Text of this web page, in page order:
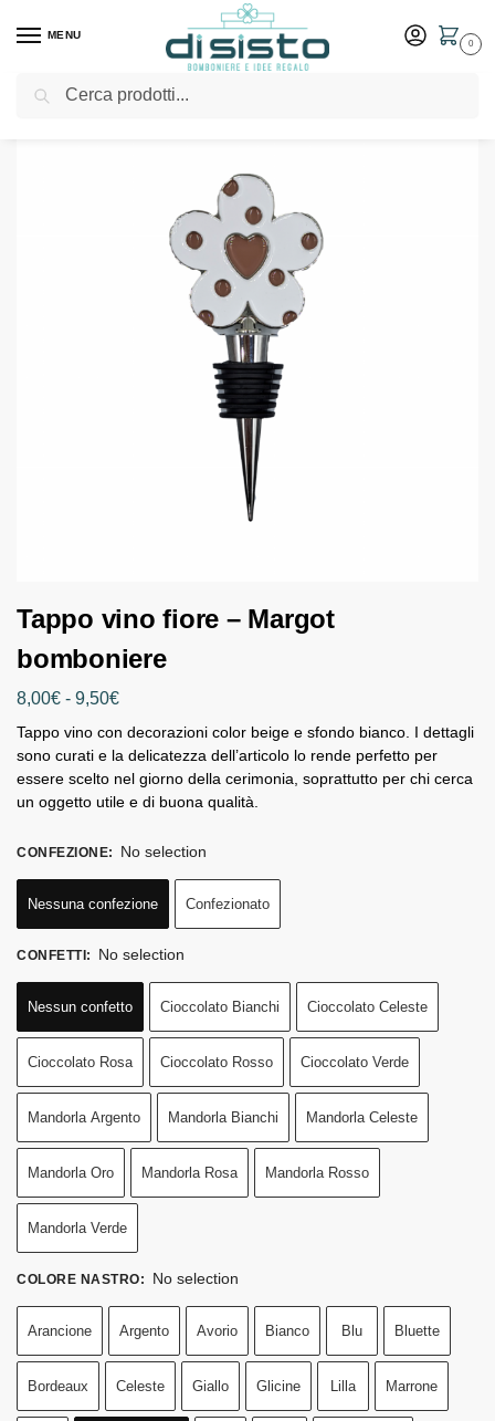
MENU
0
Home Shop Bomboniere
Tappo vino fiore – Margot
bomboniere
8,00€ - 9,50€
Tappo vino con decorazioni color beige e sfondo bianco. I dettagli
sono curati e la delicatezza dell’articolo lo rende perfetto per
essere scelto nel giorno della cerimonia, soprattutto per chi cerca
un oggetto utile e di buona qualità.
CONFEZIONE: No selection
Nessuna confezione Confezionato
CONFETTI: No selection
Nessun confetto Cioccolato Bianchi Cioccolato Celeste
Cioccolato Rosa Cioccolato Rosso Cioccolato Verde
Mandorla Argento Mandorla Bianchi Mandorla Celeste
Mandorla Oro Mandorla Rosa Mandorla Rosso
Mandorla Verde
COLORE NASTRO: No selection
Arancione Argento Avorio Bianco Blu Bluette
Bordeaux Celeste Giallo Glicine Lilla Marrone